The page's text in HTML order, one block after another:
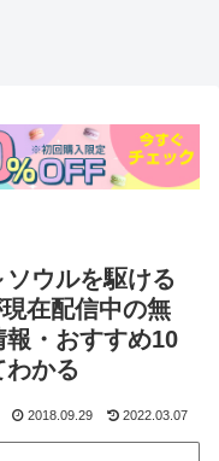
ソウルを駆ける
在配信中の無
・おすすめ10
かる
2018.09.29 2022.03.07